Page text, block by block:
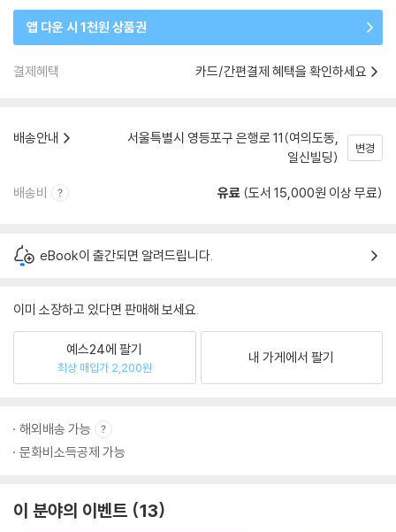
앱 다운 시 1천원 상품권
결제혜택 카드/간편결제 혜택을 확인하세요
배송안내
서울특별시 영등포구 은행로 11(여의도동,
일신빌딩)
변경
배송비 유료 (도서 15,000원 이상 무료)
eBook이 출간되면 알려드립니다.
이미 소장하고 있다면 판매해 보세요.
예스24에 팔기
최상 매입가 2,200원
내 가게에서 팔기
해외배송 가능
문화비소득공제 가능
이 분야의 이벤트 13